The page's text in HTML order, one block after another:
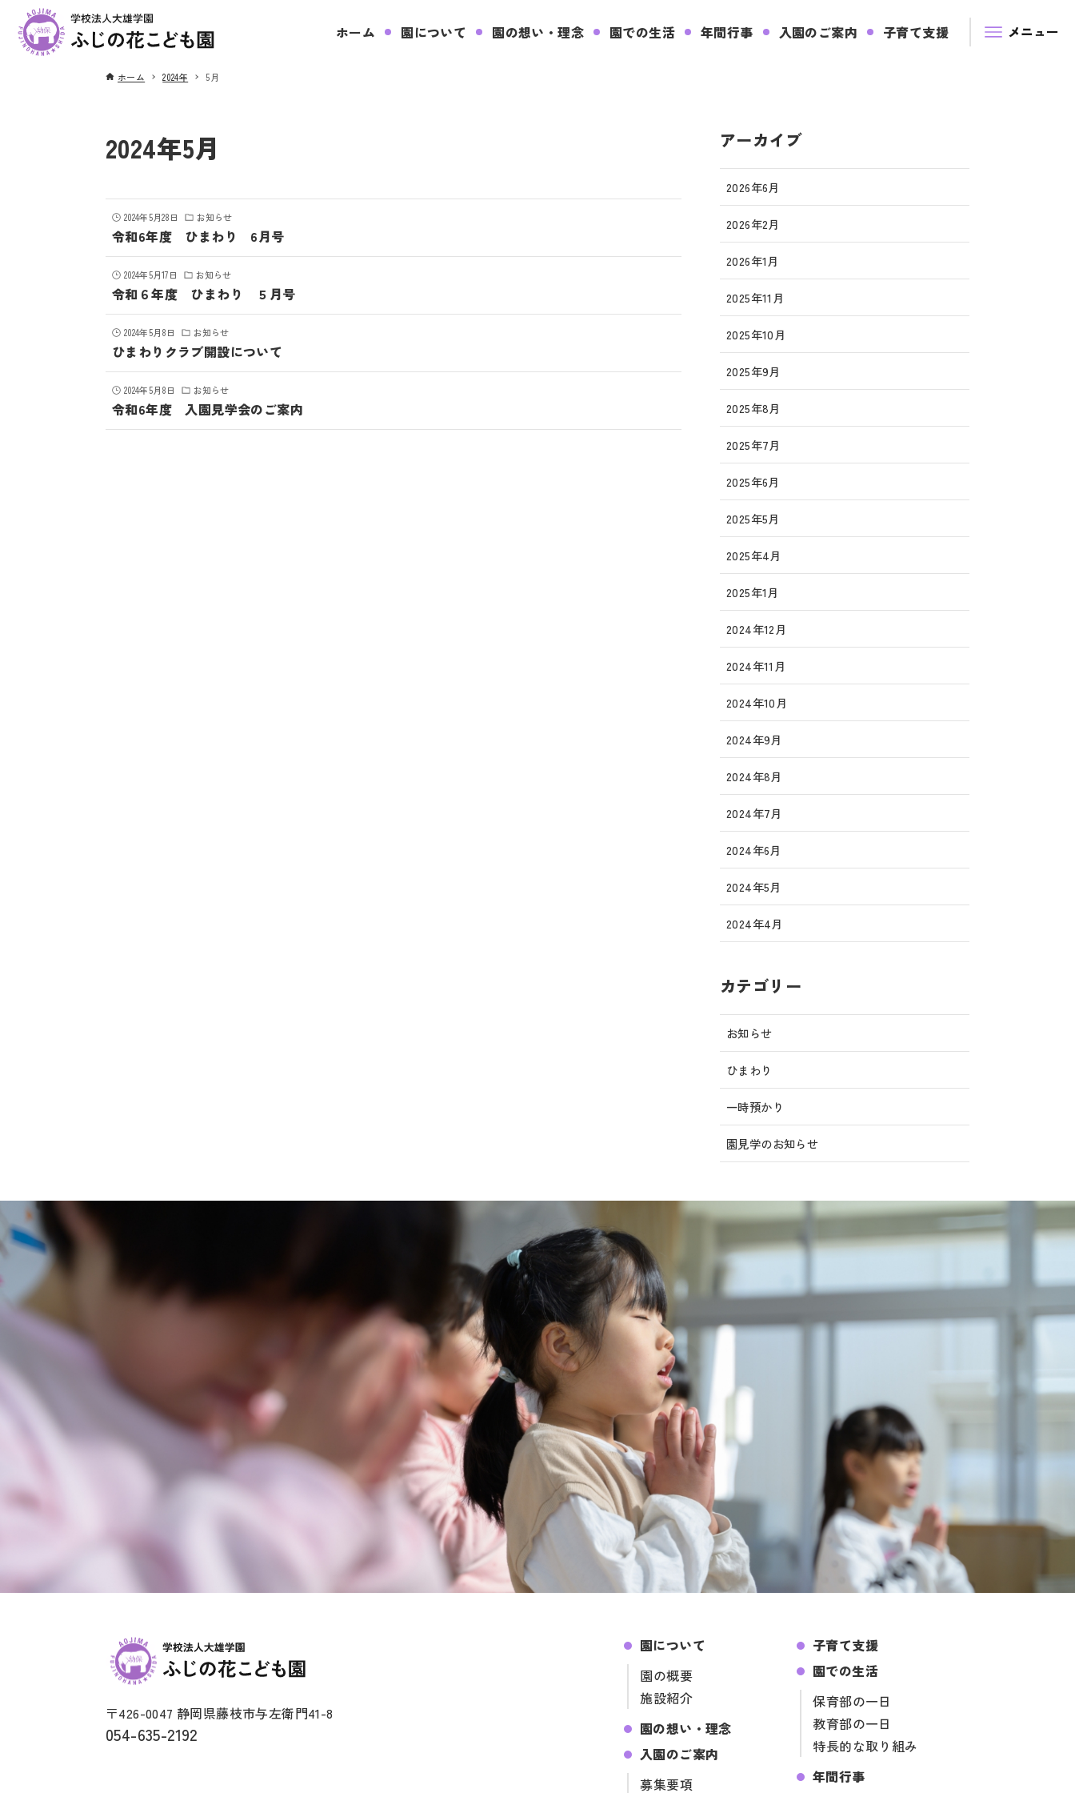
ホーム 園について 園の想い・理念 園での生活 年間行事 入園のご案内 子育て支援
ホーム 2024年 5月
2024年5月
2024年5月28日 お知らせ
令和6年度 ひまわり 6月号
2024年5月17日 お知らせ
令和６年度 ひまわり ５月号
2024年5月8日 お知らせ
ひまわりクラブ開設について
2024年5月8日 お知らせ
令和6年度 入園見学会のご案内
アーカイブ
2026年6月
2026年2月
2026年1月
2025年11月
2025年10月
2025年9月
2025年8月
2025年7月
2025年6月
2025年5月
2025年4月
2025年1月
2024年12月
2024年11月
2024年10月
2024年9月
2024年8月
2024年7月
2024年6月
2024年5月
2024年4月
カテゴリー
お知らせ
ひまわり
一時預かり
園見学のお知らせ
〒426-0047 静岡県藤枝市与左衛門41-8
054-635-2192
園について
園の概要
施設紹介
園の想い・理念
入園のご案内
募集要項
子育て支援
園での生活
保育部の一日
教育部の一日
特長的な取り組み
年間行事